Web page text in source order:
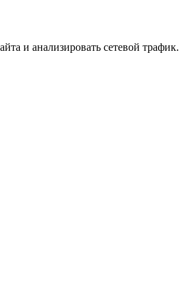
и анализировать сетевой трафик.